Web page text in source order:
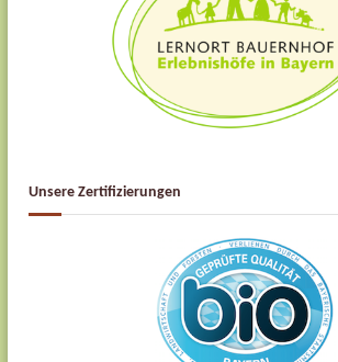
Unsere Zertifizierungen